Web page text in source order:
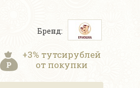
Бренд:
+3% тутсирублей
от покупки